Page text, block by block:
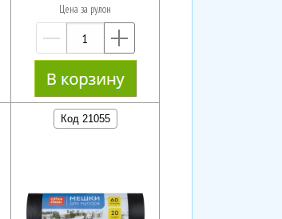
Цена за рулон
—
Код 21055